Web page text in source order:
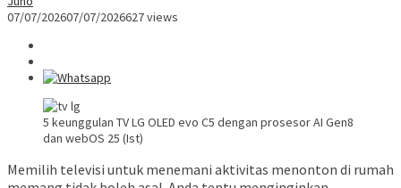
07/07/202607/07/2026627 views
5 keunggulan TV LG OLED evo C5 dengan prosesor AI Gen8
dan webOS 25 (Ist)
Memilih televisi untuk menemani aktivitas menonton di rumah